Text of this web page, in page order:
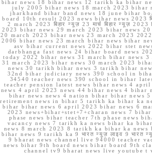
bihar news 18 bihar news 12 tarikh ka bihar
july 2005 bihar news 18 march 2023 bihar
jharkhand bihar band news 18 june bihar
board 10th result 2023 news bihar news 2023
2 march 2023 बिहार न्यूज़ 23 मार्च बिहार न्यूज़
2023 bihar news 29 march 2023 bihar news
20 march 2023 bihar news 23 march 2023
2006 bihar news 23 march bihar news bihar
asv bihar current news 2022 bihar stet
darbhanga fast news 24 bihar board news
today 2022 bihar news 31 march bihar news
31 march 2023 bihar news 30 march 2023
news 30 tarikh bihar news 3 tarikh bihar
32nd bihar judiciary news 390 school in
34540 teacher news 390 school in bihar
teacher pension latest news bihar news 4
news 4 april 2023 news 44 bihar news 4 bihar
bihar news news 4 nation bihar bihar news
retirement news in bihar 5 tarikh ka bihar ka
bihar bihar news 6 april 2023 bihar news 6
2023 news+bihar+stet+7+charan news 7
phase news bihar teacher 7th phase news
vacancy news 7 tarikh ka news bihar ka
news 8 march 2023 8 tarikh ka bihar ka news
bihar news 9 tarikh ka 9 भारत न्यूज़ लाइव 9 भारत
9 bharat news channel live 94000 teacher
news bihar 9th board news bihar board 9th
channel tv9 bharat news live youtube t